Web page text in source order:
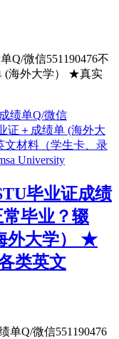
Q/微信551190476不
(海外大学） ★真实
毕业证成绩
常毕业？辍
外大学） ★
类英文
单Q/微信551190476